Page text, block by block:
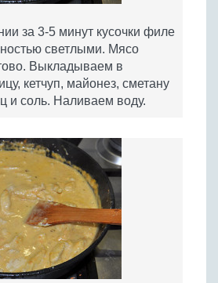
за 3-5 минут кусочки филе
светлыми. Мясо
Выкладываем в
кетчуп, майонез, сметану
и соль. Наливаем воду.